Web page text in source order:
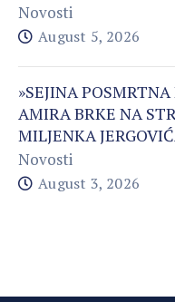
Novosti
August 5, 2026
»SEJINA POSMRTNA
AMIRA BRKE NA
MILJENKA
Novosti
August 3, 2026